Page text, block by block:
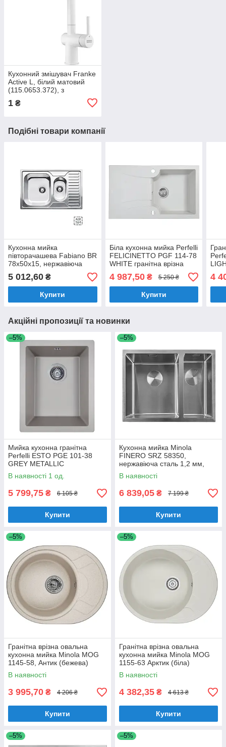
Кухонний змішувач Franke
Active L, білий матовий
(115.0653.372), з
ламінарним потоком води,
кран для мийки
1 ₴
Подібні товари компанії
Кухонна мийка
півторачашева Fabiano BR
78x50x15, нержавіюча
сталь, матова поліровка
(8213.401.0012)
5 012,60 ₴
Купити
Біла кухонна мийка Perfelli
FELICINETTO PGF 114-78
WHITE гранітна врізна
мийка для кухні
4 987,50₴ 5 250 ₴
Купити
4
Акційні пропозиції та новинки
–5%
Мийка кухонна гранітна
Perfelli ESTO PGE 101-38
GREY METALLIC
В наявності 1 од.
5 799,75 ₴ 6 105 ₴
Купити
–5%
Кухонна мийка Minola
FINERO SRZ 58350,
нержавіюча сталь 1,2 мм,
півторачашева, врізна/під
стільницю
В наявності
6 839,05 ₴ 7 199 ₴
Купити
–5%
Гранітна врізна овальна
кухонна мийка Minola MOG
1145-58, Антик (бежева)
В наявності
3 995,70 ₴ 4 206 ₴
Купити
–5%
Гранітна врізна овальна
кухонна мийка Minola MOG
1155-63 Арктик (біла)
В наявності
4 382,35 ₴ 4 613 ₴
Купити
–5% –5%